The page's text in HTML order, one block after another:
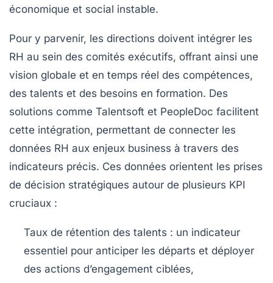
économique et social instable.
Pour y parvenir, les directions doivent intégrer les
RH au sein des comités exécutifs, offrant ainsi une
vision globale et en temps réel des compétences,
des talents et des besoins en formation. Des
solutions comme Talentsoft et PeopleDoc facilitent
cette intégration, permettant de connecter les
données RH aux enjeux business à travers des
indicateurs précis. Ces données orientent les prises
de décision stratégiques autour de plusieurs KPI
cruciaux :
Taux de rétention des talents : un indicateur
essentiel pour anticiper les départs et déployer
des actions d’engagement ciblées,